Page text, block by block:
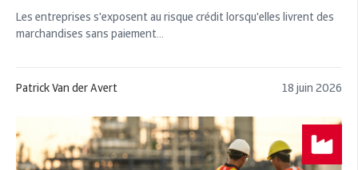
Les entreprises s'exposent au risque crédit lorsqu'elles livrent des
marchandises sans paiement...
Patrick Van der Avert 18 juin 2026